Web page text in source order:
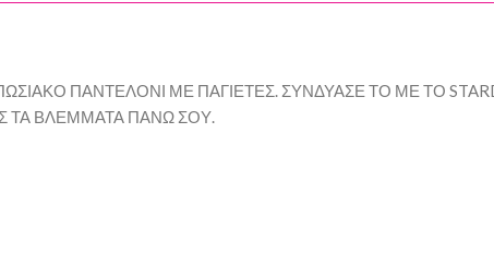
ΠΑΝΤΕΛΟΝΙ ΜΕ ΠΑΓΙΕΤΕΣ. ΣΥΝΔΥΑΣΕ ΤΟ ΜΕ ΤΟ
ΤΑ ΒΛΕΜΜΑΤΑ ΠΑΝΩ ΣΟΥ.